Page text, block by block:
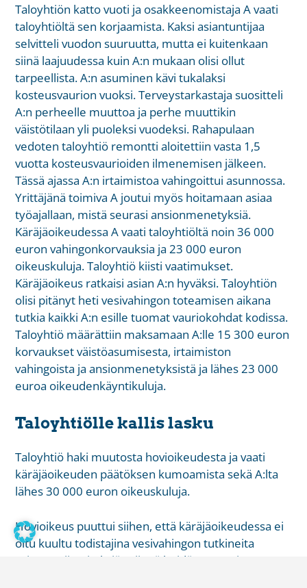
Taloyhtiön katto vuoti ja osakkeenomistaja A vaati
taloyhtiöltä sen korjaamista. Kaksi asiantuntijaa
selvitteli vuodon suuruutta, mutta ei kuitenkaan
siinä laajuudessa kuin A:n mukaan olisi ollut
tarpeellista. A:n asuminen kävi tukalaksi
kosteusvaurion vuoksi. Terveystarkastaja suositteli
A:n perheelle muuttoa ja perhe muuttikin
väistötilaan yli puoleksi vuodeksi. Rahapulaan
vedoten taloyhtiö remontti aloitettiin vasta 1,5
vuotta kosteusvaurioiden ilmenemisen jälkeen.
Tässä ajassa A:n irtaimistoa vahingoittui asunnossa.
Yrittäjänä toimiva A joutui myös hoitamaan asiaa
työajallaan, mistä seurasi ansionmenetyksiä.
Käräjäoikeudessa A vaati taloyhtiöltä noin 36 000
euron vahingonkorvauksia ja 23 000 euron
oikeuskuluja. Taloyhtiö kiisti vaatimukset.
Käräjäoikeus ratkaisi asian A:n hyväksi. Taloyhtiön
olisi pitänyt heti vesivahingon toteamisen aikana
tutkia kaikki A:n esille tuomat vauriokohdat kodissa.
Taloyhtiö määrättiin maksamaan A:lle 15 300 euron
korvaukset väistöasumisesta, irtaimiston
vahingoista ja ansionmenetyksistä ja lähes 23 000
euroa oikeudenkäyntikuluja.
Taloyhtiölle kallis lasku
Taloyhtiö haki muutosta hovioikeudesta ja vaati
käräjäoikeuden päätöksen kumoamista sekä A:lta
lähes 30 000 euron oikeuskuluja.
Hovioikeus puuttui siihen, että käräjäoikeudessa ei
oltu kuultu todistajina vesivahingon tutkineita
asiantuntijayrityksiä. Niinpä heidän antamistaan